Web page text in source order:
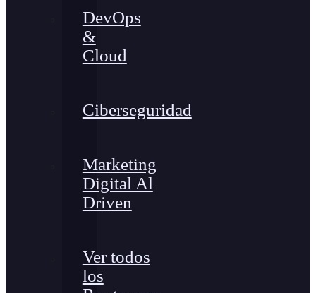
DevOps
&
Cloud
Ciberseguridad
Marketing
Digital Al
Driven
Ver todos
los